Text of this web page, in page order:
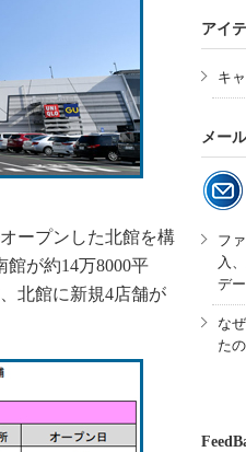
ープンした北館を構
が約14万8000平
北館に新規4店舗が
アイ
キ
メー
フ
入
デ
な
た